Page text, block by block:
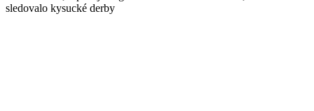
sledovalo kysucké derby